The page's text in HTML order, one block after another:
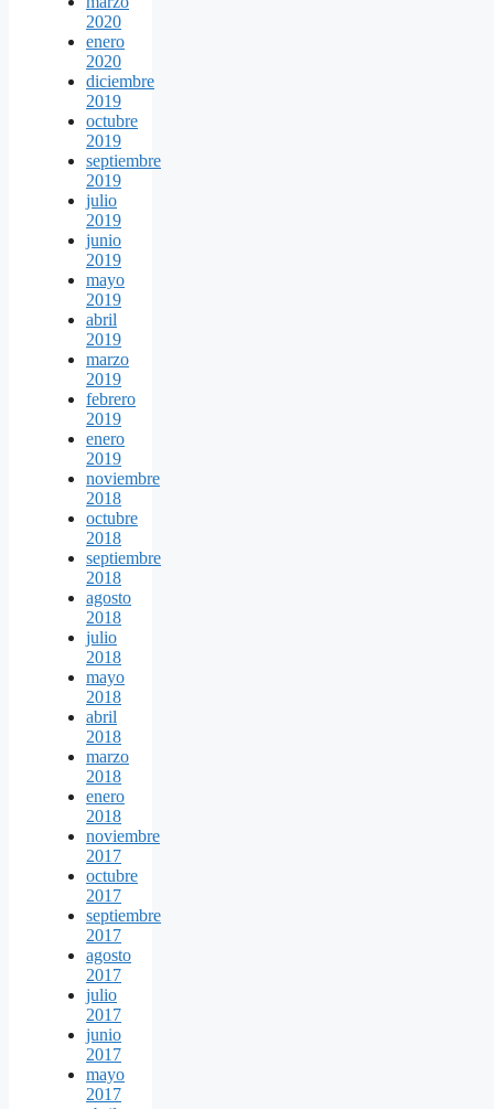
2020
enero
2020
diciembre
2019
octubre
2019
septiembre
2019
julio
2019
junio
2019
mayo
2019
abril
2019
marzo
2019
febrero
2019
enero
2019
noviembre
2018
octubre
2018
septiembre
2018
agosto
2018
julio
2018
mayo
2018
abril
2018
marzo
2018
enero
2018
noviembre
2017
octubre
2017
septiembre
2017
agosto
2017
julio
2017
junio
2017
mayo
2017